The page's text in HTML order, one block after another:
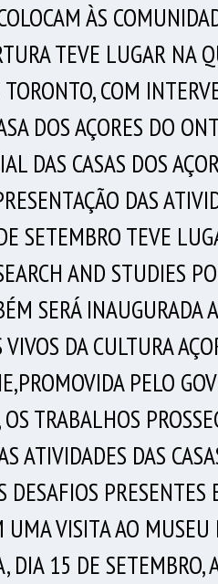
ÀS
TEVE LUGAR NA
COM
DOS AÇORES DO
DAS CASAS DOS
DAS
SETEMBRO TEVE
AND STUDIES
SERÁ
DA CULTURA
PELO
TRABALHOS
ATIVIDADES DAS
DESAFIOS
UMA VISITA AO
DIA 15 DE